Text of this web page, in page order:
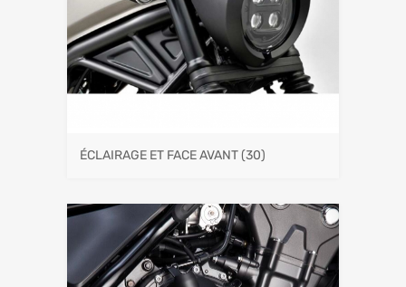
ÉCLAIRAGE ET FACE AVANT(30)